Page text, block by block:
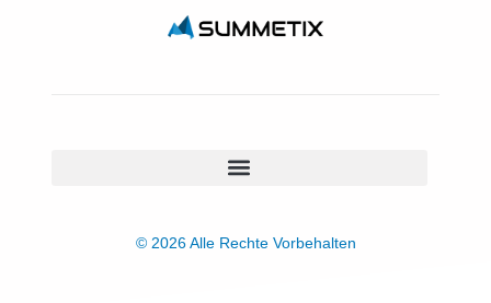
© 2026 Alle Rechte Vorbehalten